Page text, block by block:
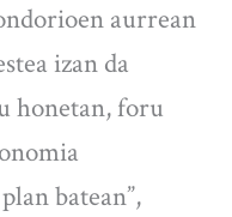
aurrean
izan da
honetan, foru
batean”,